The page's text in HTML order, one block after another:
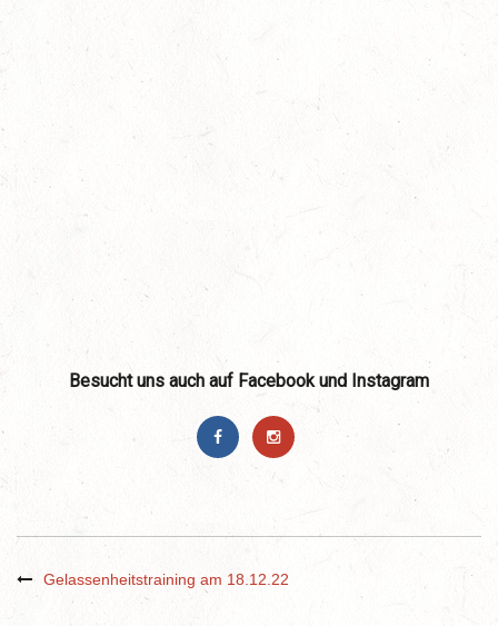
Besucht uns auch auf Facebook und Instagram
Gelassenheitstraining am 18.12.22